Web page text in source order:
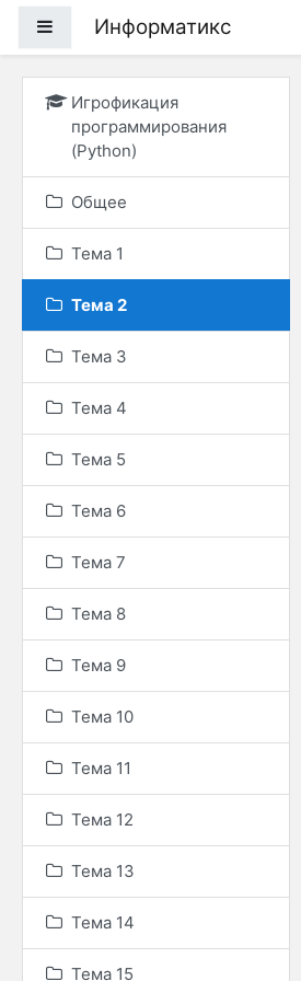
Боковая панель
Информатикс
Игрофикация
программирования
(Python)
Общее
Тема 1
Тема 2
Тема 3
Тема 4
Тема 5
Тема 6
Тема 7
Тема 8
Тема 9
Тема 10
Тема 11
Тема 12
Тема 13
Тема 14
Тема 15